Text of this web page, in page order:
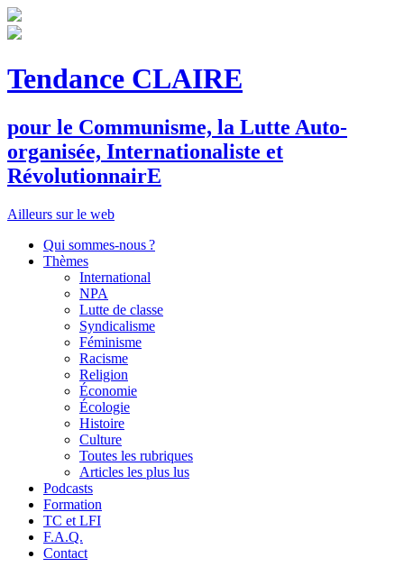
Tendance CLAIRE
pour le Communisme, la Lutte Auto-
organisée, Internationaliste et
RévolutionnairE
Ailleurs sur le web
Qui sommes-nous ?
Thèmes
International
NPA
Lutte de classe
Syndicalisme
Féminisme
Racisme
Religion
Économie
Écologie
Histoire
Culture
Toutes les rubriques
Articles les plus lus
Podcasts
Formation
TC et LFI
F.A.Q.
Contact